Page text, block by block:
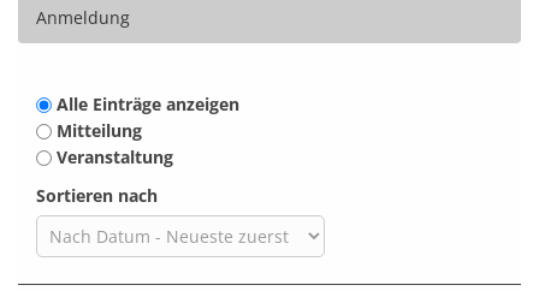
Anmeldung
Alle Einträge anzeigen
Mitteilung
Veranstaltung
Sortieren nach